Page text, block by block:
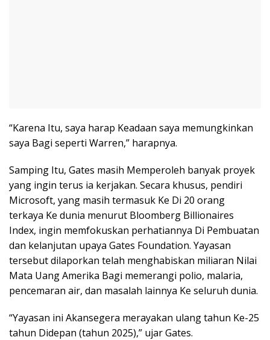
“Karena Itu, saya harap Keadaan saya memungkinkan
saya Bagi seperti Warren,” harapnya.
Samping Itu, Gates masih Memperoleh banyak proyek
yang ingin terus ia kerjakan. Secara khusus, pendiri
Microsoft, yang masih termasuk Ke Di 20 orang
terkaya Ke dunia menurut Bloomberg Billionaires
Index, ingin memfokuskan perhatiannya Di Pembuatan
dan kelanjutan upaya Gates Foundation. Yayasan
tersebut dilaporkan telah menghabiskan miliaran Nilai
Mata Uang Amerika Bagi memerangi polio, malaria,
pencemaran air, dan masalah lainnya Ke seluruh dunia.
“Yayasan ini Akansegera merayakan ulang tahun Ke-25
tahun Didepan (tahun 2025),” ujar Gates.